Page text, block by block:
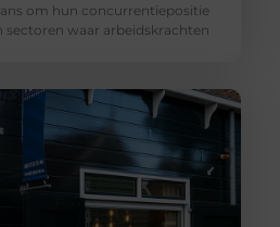
om hun concurrentiepositie
sectoren waar arbeidskrachten